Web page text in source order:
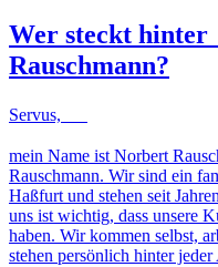
Wer steckt hinter
Rauschmann?
Servus,
mein Name ist Norbert
Rauschmann. Wir sind ein
Haßfurt und stehen seit
uns ist wichtig, dass unsere
haben. Wir kommen selbst,
stehen persönlich hinter jeder